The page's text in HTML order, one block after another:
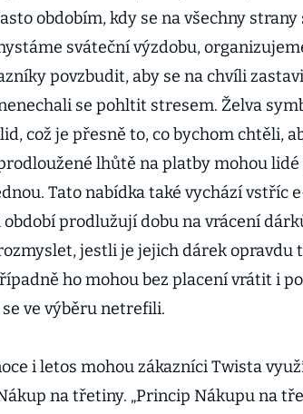
obdobím, kdy se na všechny strany
sváteční výzdobu,
povzbudit, aby se na chvíli
se pohltit stresem. Želva
což je přesně to, co bychom chtěli,
lhůtě na platby mohou
Tato nabídka také vychází vstříc
prodlužují dobu na vrácení
jestli je jejich dárek opravdu
ho mohou bez placení vrátit i
ve výběru netrefili.
i letos mohou zákazníci Twista
na třetiny. „Princip Nákupu na